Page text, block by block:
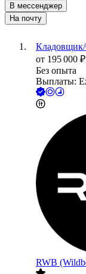
В мессенджер
На почту
от 195 000 ₽
Без опыта
Выплаты:
RWB